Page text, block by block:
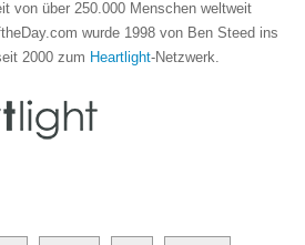
von über 250.000 Menschen weltweit
wurde 1998 von Ben Steed ins
2000 zum Heartlight-Netzwerk.